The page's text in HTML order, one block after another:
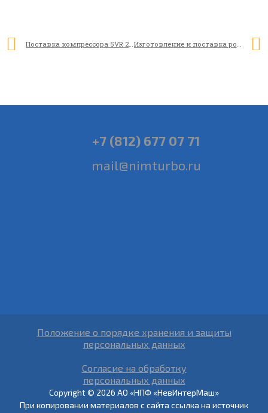
+7 (812) 677 07 71
mail@nimturbo.ru
Положение о порядке хранения и защиты
персональных данных
Согласие на обработку
персональных данных
Copyright © 2026 АО «НПФ «НевИнтерМаш»
При копировании материалов с сайта ссылка на источник